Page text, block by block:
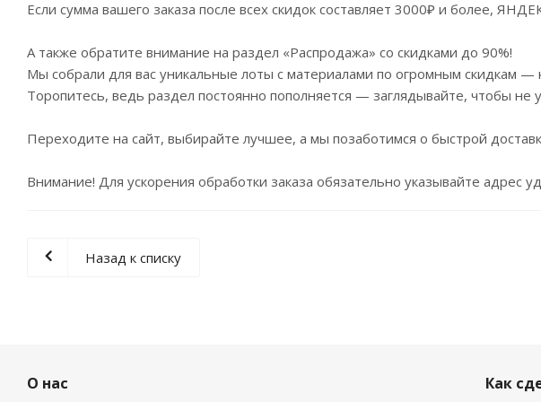
Если сумма вашего заказа после всех скидок составляет 3000₽ и более,
А также обратите внимание на раздел «Распродажа» со скидками до 90%!
Мы собрали для вас уникальные лоты с материалами по огромным скидкам —
Торопитесь, ведь раздел постоянно пополняется — заглядывайте, чтобы не
Переходите на сайт, выбирайте лучшее, а мы позаботимся о быстрой
Внимание! Для ускорения обработки заказа обязательно указывайте адрес
Назад к списку
О нас Как